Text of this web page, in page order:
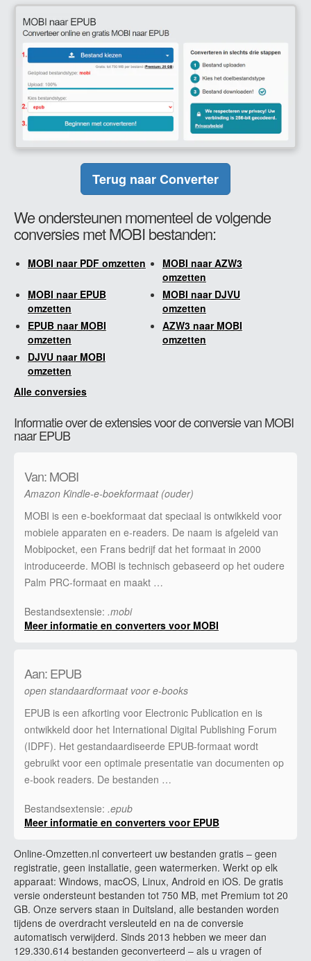
Terug naar Converter
We ondersteunen momenteel de volgende
conversies met MOBI bestanden:
MOBI naar PDF omzetten
MOBI naar AZW3
omzetten
MOBI naar EPUB
omzetten
MOBI naar DJVU
omzetten
EPUB naar MOBI
omzetten
AZW3 naar MOBI
omzetten
DJVU naar MOBI
omzetten
Alle conversies
Informatie over de extensies voor de conversie van MOBI
naar EPUB
Van: MOBI
Amazon Kindle-e-boekformaat (ouder)
MOBI is een e-boekformaat dat speciaal is ontwikkeld voor
mobiele apparaten en e-readers. De naam is afgeleid van
Mobipocket, een Frans bedrijf dat het formaat in 2000
introduceerde. MOBI is technisch gebaseerd op het oudere
Palm PRC-formaat en maakt …
Bestandsextensie: .mobi
Meer informatie en converters voor MOBI
Aan: EPUB
open standaardformaat voor e-books
EPUB is een afkorting voor Electronic Publication en is
ontwikkeld door het International Digital Publishing Forum
(IDPF). Het gestandaardiseerde EPUB-formaat wordt
gebruikt voor een optimale presentatie van documenten op
e-book readers. De bestanden …
Bestandsextensie: .epub
Meer informatie en converters voor EPUB
Online-Omzetten.nl converteert uw bestanden gratis – geen
registratie, geen installatie, geen watermerken. Werkt op elk
apparaat: Windows, macOS, Linux, Android en iOS. De gratis
versie ondersteunt bestanden tot 750 MB, met Premium tot 20
GB. Onze servers staan in Duitsland, alle bestanden worden
tijdens de overdracht versleuteld en na de conversie
automatisch verwijderd. Sinds 2013 hebben we meer dan
129.330.614 bestanden geconverteerd – als u vragen of